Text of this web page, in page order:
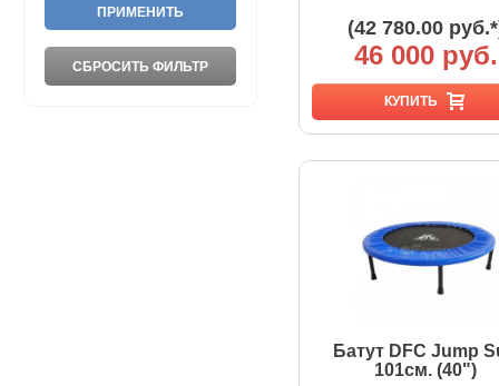
(42 780.00
46 000 руб.
КУПИТЬ
Батут DFC Jump
101см. (40")